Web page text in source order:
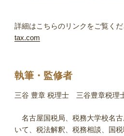
詳細はこちらのリンクをご覧くだ
tax.com
執筆・監修者
三谷 豊章 税理士 三谷豊章税理
名古屋国税局、税務大学校名
いて、税法解釈、税務相談、国